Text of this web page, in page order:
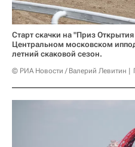
Старт скачки на "Приз
Центральном московском
летний скаковой сезон.
© РИА Новости / Валерий Левитин